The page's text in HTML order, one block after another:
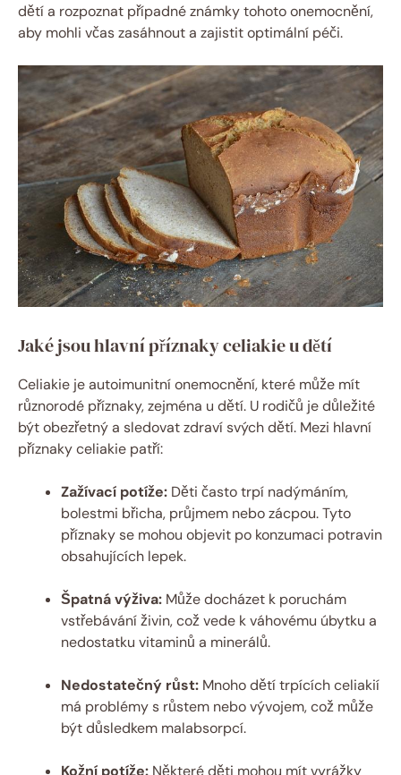
dětí a rozpoznat případné známky tohoto onemocnění,
aby mohli včas zasáhnout a zajistit optimální péči.
Jaké jsou hlavní příznaky celiakie u dětí
Celiakie je autoimunitní onemocnění, které může mít
různorodé příznaky, zejména u dětí. U rodičů je důležité
být obezřetný a sledovat zdraví svých dětí. Mezi hlavní
příznaky celiakie patří:
Zažívací potíže: Děti často trpí nadýmáním,
bolestmi břicha, průjmem nebo zácpou. Tyto
příznaky se mohou objevit po konzumaci potravin
obsahujících lepek.
Špatná výživa: Může docházet k poruchám
vstřebávání živin, což vede k váhovému úbytku a
nedostatku vitaminů a minerálů.
Nedostatečný růst: Mnoho dětí trpících celiakií
má problémy s růstem nebo vývojem, což může
být důsledkem malabsorpcí.
Kožní potíže: Některé děti mohou mít vyrážky